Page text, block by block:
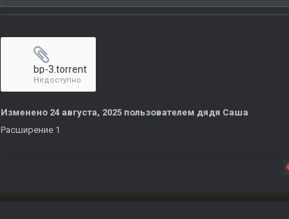
bp-3.torrent
Недоступно
Изменено 24 августа, 2025 пользователем дядя Саша
Расширение 1